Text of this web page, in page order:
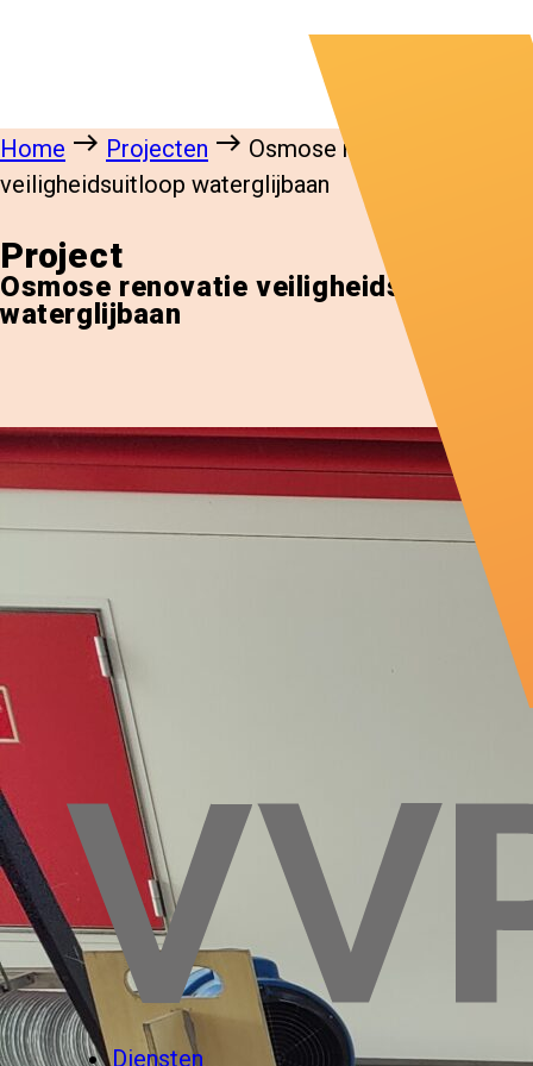
Diensten
Home east Projecten east Osmose renovatie
veiligheidsuitloop waterglijbaan
Project
Osmose renovatie veiligheidsuitloop
waterglijbaan